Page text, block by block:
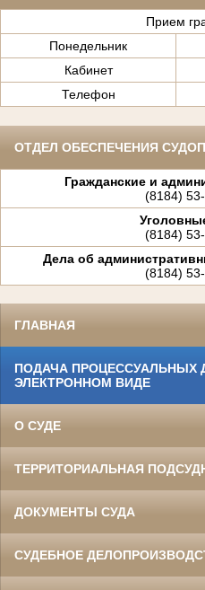
Прием
Понедельник
Кабинет
Телефон
ОТДЕЛ ОБЕСПЕЧЕНИЯ
Гражданские и
(8184)
(8184)
Дела об
(8184)
ГЛАВНАЯ
ПОДАЧА ПРОЦЕССУАЛЬНЫХ
ЭЛЕКТРОННОМ ВИДЕ
О СУДЕ
ТЕРРИТОРИАЛЬНАЯ
ДОКУМЕНТЫ СУДА
СУДЕБНОЕ